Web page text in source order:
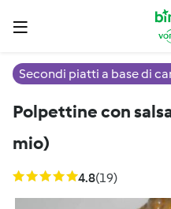
Secondi piatti a base di
Polpettine con
mio)
4.8(19)